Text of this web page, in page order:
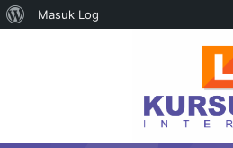
Tentang
Masuk Log